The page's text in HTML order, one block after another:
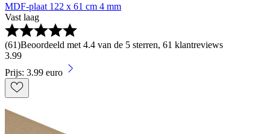
MDF-plaat 122 x 61 cm 4 mm
Vast laag
(61)Beoordeeld met 4.4 van de 5 sterren, 61 klantreviews
3.99
Prijs: 3.99 euro